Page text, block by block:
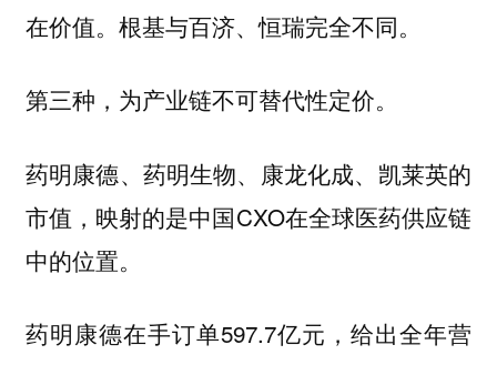
在价值。根基与百济、恒瑞完全不同。
第三种，为产业链不可替代性定价。
药明康德、药明生物、康龙化成、凯莱英的
市值，映射的是中国CXO在全球医药供应链
中的位置。
药明康德在手订单597.7亿元，给出全年营